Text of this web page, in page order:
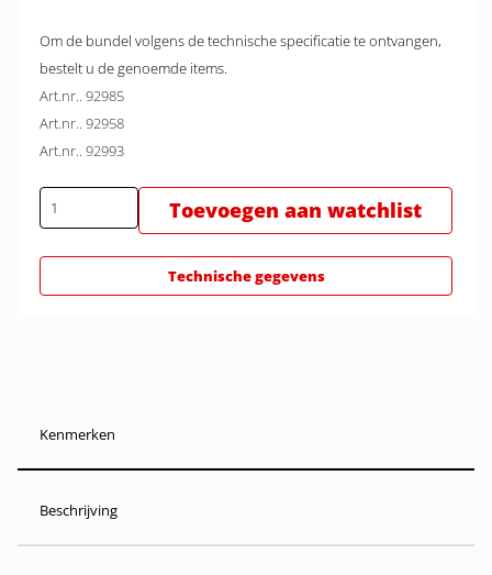
Om de bundel volgens de technische specificatie te ontvangen,
bestelt u de genoemde items.
Art.nr.. 92985
Art.nr.. 92958
Art.nr.. 92993
Toevoegen aan watchlist
Technische gegevens
Kenmerken
Beschrijving